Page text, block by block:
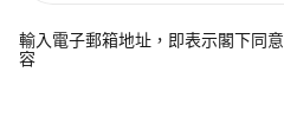
電
郵
輸入電子郵箱地址，即表示閣下同意
容